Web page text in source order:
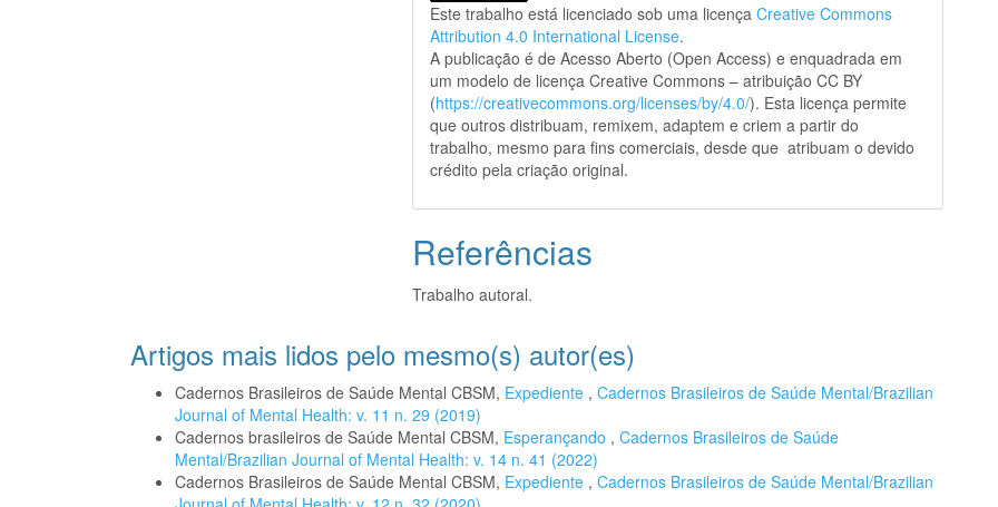
Este trabalho está licenciado sob uma licençaCreative Commons
Attribution 4.0 International License.
A publicação é de Acesso Aberto (Open Access) e enquadrada em
um modelo de licença Creative Commons – atribuição CC BY
(https://creativecommons.org/licenses/by/4.0/). Esta licença permite
que outros distribuam, remixem, adaptem e criem a partir do
trabalho, mesmo para fins comerciais, desde que atribuam o devido
crédito pela criação original.
Referências
Trabalho autoral.
Artigos mais lidos pelo mesmo(s) autor(es)
Cadernos Brasileiros de Saúde Mental CBSM, Expediente , Cadernos Brasileiros de Saúde Mental/Brazilian
Journal of Mental Health: v. 11 n. 29 (2019)
Cadernos brasileiros de Saúde Mental CBSM, Esperançando , Cadernos Brasileiros de Saúde
Mental/Brazilian Journal of Mental Health: v. 14 n. 41 (2022)
Cadernos Brasileiros de Saúde Mental CBSM, Expediente , Cadernos Brasileiros de Saúde Mental/Brazilian